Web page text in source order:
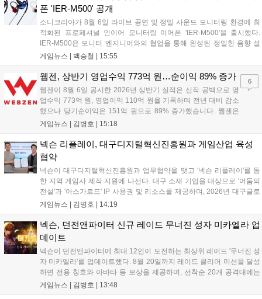
리고 있다....
폰 'IER-M500' 공개
소니코리아가 8월 6일 라이브 공연 및 정밀 사운드 모니터링 환경에 최
적화된 프로페셔널 인이어 모니터링 이어폰 'IER-M500'을 출시했다.
IER-M500은 모니터 엔지니어와의 협업을 통해 완성된 정밀한 음향 설
계와 뛰어난 수동 차음 성능을 갖춰, 외부 소음이 많은 환경에서도 디테
피팅 서포터를 적용해 장시간 착용 시에도 안정적이고 편안한 환경을 제
공한다....
게임뉴스 | 백승철 15:55
웹젠, 상반기 영업수익 773억 원…순이익 89% 증가
웹젠이 8월 6일 공시한 2026년 상반기 실적은 신작 공백으로 영
업수익 773억 원, 영업이익 110억 원을 기록하며 전년 대비 감소
했으나 당기순이익은 151억 원으로 89% 증가했습니다. 웹젠은
하반기부터 신작 공세를 예고하며 전략게임 '프로젝트 D1'의 정보
또한 '테르비스'는 일본 코미케에 출품하며 해외 시장 공략을 강화
합니다. 김태영 대표는 내년 신작 출시를 위해 하반기 적극적인
사업 일정을 추진하고 주주가치 제고에 힘쓰겠다고 밝혔습니
다....
게임뉴스 | 김병호 15:18
6
넥슨 리플레이, 대구디지털혁신진흥원과 게임산업 육성
협약
넥슨이 대구디지털혁신진흥원과 업무협약을 맺고 '넥슨 리플레이'를 통
한 지역 게임사 제작 지원에 나선다. 대구 소재 기업을 대상으로 '어둠의
전설'과 '아스가르드' IP 사용권 및 리소스를 제공하며, 2026년 대구글로
벌게임센터 제작지원 사업으로 추진된다. 넥슨은 심사에 직접 참여해 완
장을 위한 협력을 지속 확대해 나갈 방침이다....
게임뉴스 | 김병호 14:19
넥슨, 던전앤파이터 신규 레이드 무너진 성자 미카엘라 업
데이트
넥슨이 던전앤파이터에 최대 12인이 도전하는 최상위 레이드 '무너진 성
자 미카엘라'를 업데이트했다. 8월 20일까지 레이드 클리어 미션을 달성
하면 전용 칭호와 아바타 등 보상을 제공하며, 선착순 20개 공격대에는
명예 보상을 지급한다. 또한 9월 10일까지 서비스 21주년 기념 이벤트가
게임뉴스 | 김병호 13:48